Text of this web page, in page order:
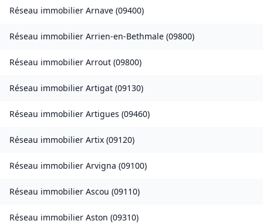
Réseau immobilier Arnave (09400)
Réseau immobilier Arrien-en-Bethmale (09800)
Réseau immobilier Arrout (09800)
Réseau immobilier Artigat (09130)
Réseau immobilier Artigues (09460)
Réseau immobilier Artix (09120)
Réseau immobilier Arvigna (09100)
Réseau immobilier Ascou (09110)
Réseau immobilier Aston (09310)